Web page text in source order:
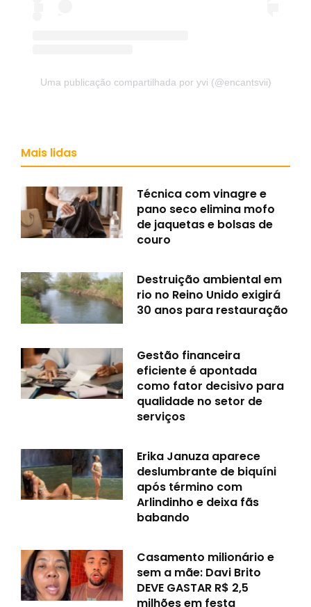
Uma publicação compartilhada por yvi (@encantsvii)
Mais lidas
Técnica com vinagre e
pano seco elimina mofo
de jaquetas e bolsas de
couro
Destruição ambiental em
rio no Reino Unido exigirá
30 anos para restauração
Gestão financeira
eficiente é apontada
como fator decisivo para
qualidade no setor de
serviços
Erika Januza aparece
deslumbrante de biquíni
após término com
Arlindinho e deixa fãs
babando
Casamento milionário e
sem a mãe: Davi Brito
DEVE GASTAR R$ 2,5
milhões em festa